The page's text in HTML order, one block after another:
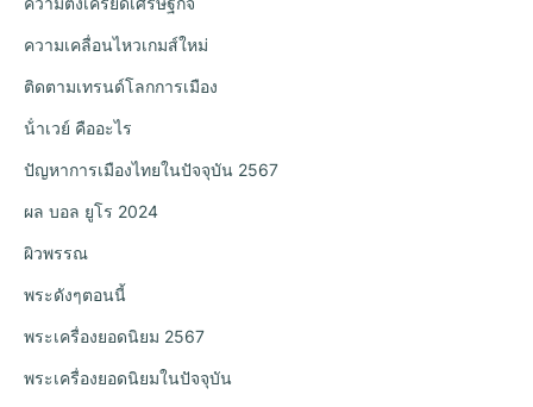
ความเคลื่อนไหวเกมส์ใหม่
ติดตามเทรนด์โลกการเมือง
น้ําเวย์ คืออะไร
ปัญหาการเมืองไทยในปัจจุบัน 2567
ผล บอล ยูโร 2024
ผิวพรรณ
พระดังๆตอนนี้
พระเครื่องยอดนิยม 2567
พระเครื่องยอดนิยมในปัจจุบัน